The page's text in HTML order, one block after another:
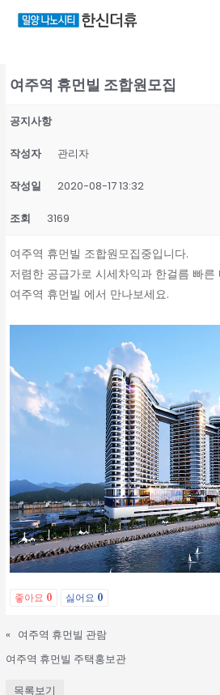
여주역 휴먼빌 조합원모집
공지사항
작성자 관리자
작성일 2020-08-17 13:32
조회 3169
여주역 휴먼빌 조합원모집중입니다.
저렴한 공급가로 시세차익과 한걸름 빠른
여주역 휴먼빌 에서 만나보세요.
좋아요 0 싫어요 0
« 여주역 휴먼빌 관람
여주역 휴먼빌 주택홍보관
목록보기